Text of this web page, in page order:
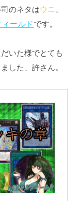
のネタはウニ
ィールド です。
いた様でとても
した、許さん。